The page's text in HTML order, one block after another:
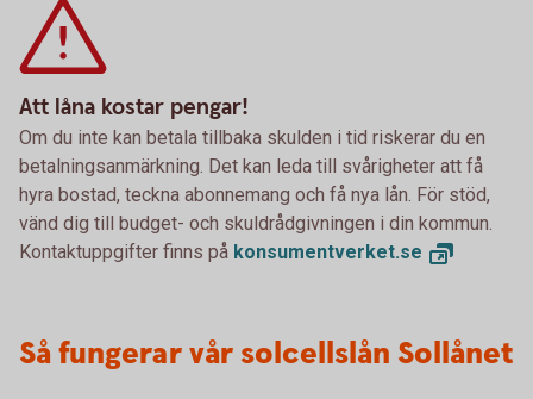
Att låna kostar pengar!
Om du inte kan betala tillbaka skulden i tid riskerar du en
betalningsanmärkning. Det kan leda till svårigheter att få
hyra bostad, teckna abonnemang och få nya lån. För stöd,
vänd dig till budget- och skuldrådgivningen i din kommun.
Kontaktuppgifter finns på konsumentverket.se
Så fungerar vår solcellslån Sollånet